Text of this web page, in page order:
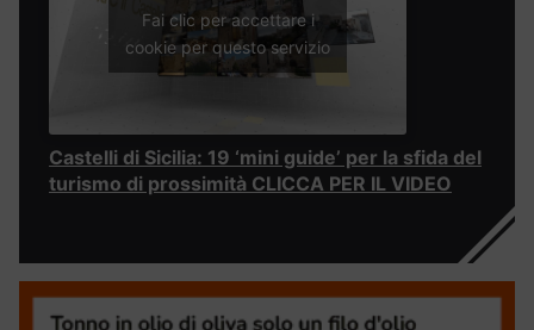
Fai clic per accettare i
cookie per questo servizio
Castelli di Sicilia: 19 ‘mini guide’ per la sfida del
turismo di prossimità CLICCA PER IL VIDEO